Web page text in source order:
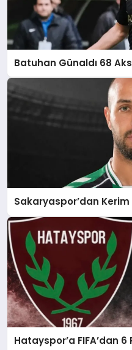
Batuhan Günaldı 68
Sakaryaspor’dan
Hatayspor’a FIFA’dan